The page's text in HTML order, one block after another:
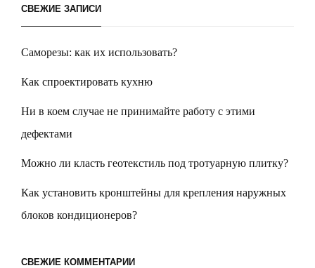
СВЕЖИЕ ЗАПИСИ
Саморезы: как их использовать?
Как спроектировать кухню
Ни в коем случае не принимайте работу с этими
дефектами
Можно ли класть геотекстиль под тротуарную плитку?
Как установить кронштейны для крепления наружных
блоков кондиционеров?
СВЕЖИЕ КОММЕНТАРИИ